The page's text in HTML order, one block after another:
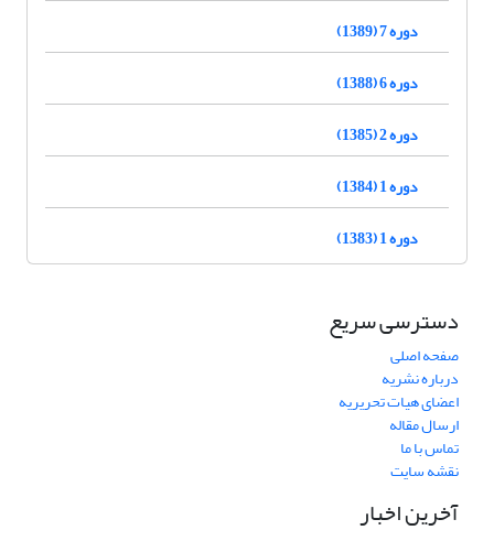
دوره 7 (1389)
دوره 6 (1388)
دوره 2 (1385)
دوره 1 (1384)
دوره 1 (1383)
دسترسی سریع
صفحه اصلی
درباره نشریه
اعضای هیات تحریریه
ارسال مقاله
تماس با ما
نقشه سایت
آخرین اخبار